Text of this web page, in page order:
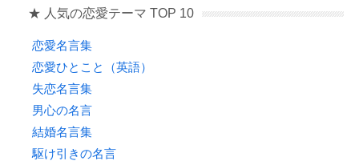
★ 人気の恋愛テーマ TOP 10
恋愛名言集
恋愛ひとこと（英語）
失恋名言集
男心の名言
結婚名言集
駆け引きの名言